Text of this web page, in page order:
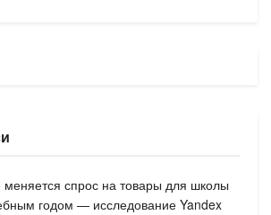
меняется спрос на товары для школы
годом — исследование Yandex